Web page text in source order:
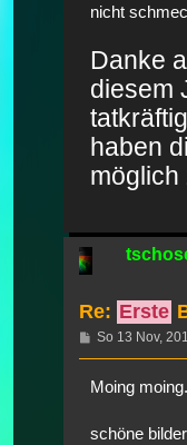
nicht
Danke
diesem
haben
möglich
Re: Erste
Beitrag
So 13 Nov,
Moing
schöne